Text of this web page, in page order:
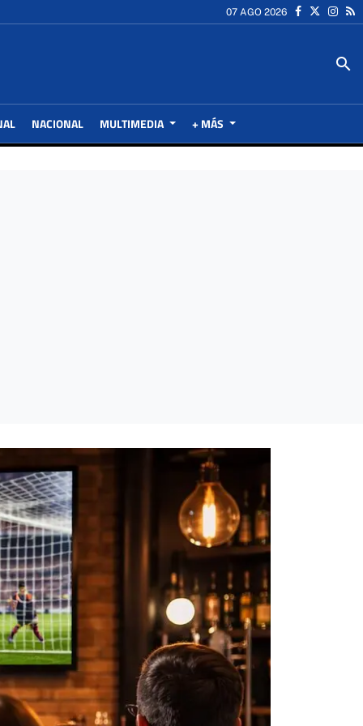
07 AGO 2026
search
NACIONAL MULTIMEDIA + MÁS